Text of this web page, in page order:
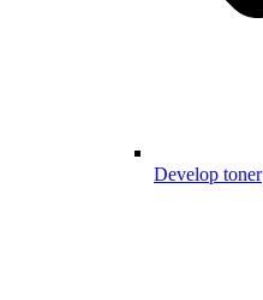
Develop toner